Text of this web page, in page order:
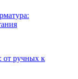
от ручных к